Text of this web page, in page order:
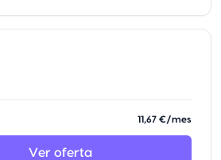
11,67 €/mes
Ver oferta